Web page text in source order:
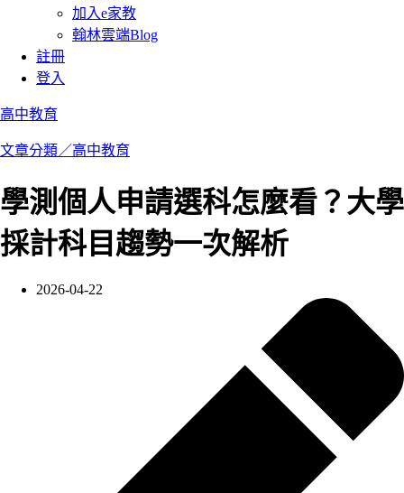
加入e家教
翰林雲端Blog
註冊
登入
高中教育
文章分類／高中教育
學測個人申請選科怎麼看？大學
採計科目趨勢一次解析
2026-04-22